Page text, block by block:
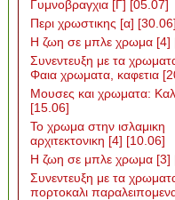
Γυμνοβραγχια [Γ] [05.07]
Περι χρωστικης [α] [30.06]
Η ζωη σε μπλε χρωμα [4]
Συνεντευξη με τα
Φαια χρωματα, καφετια
Μουσες και χρωματα:
[15.06]
Το χρωμα στην ισλαμικη
αρχιτεκτονικη [4] [10.06]
Η ζωη σε μπλε χρωμα [3]
Συνεντευξη με τα
πορτοκαλι